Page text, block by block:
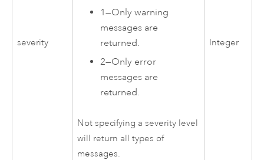
severity
1—Only warning
messages are
returned.
2—Only error
messages are
returned.
Not specifying a severity level
will return all types of
messages.
Integer